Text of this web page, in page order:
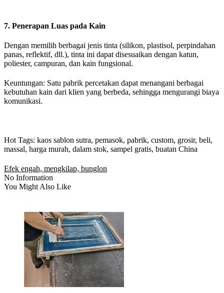
7. Penerapan Luas pada Kain
Dengan memilih berbagai jenis tinta (silikon, plastisol, perpindahan
panas, reflektif, dll.), tinta ini dapat disesuaikan dengan katun,
poliester, campuran, dan kain fungsional.
Keuntungan: Satu pabrik percetakan dapat menangani berbagai
kebutuhan kain dari klien yang berbeda, sehingga mengurangi biaya
komunikasi.
Hot Tags: kaos sablon sutra, pemasok, pabrik, custom, grosir, beli,
massal, harga murah, dalam stok, sampel gratis, buatan China
Efek engah, mengkilap, bunglon
No Information
You Might Also Like